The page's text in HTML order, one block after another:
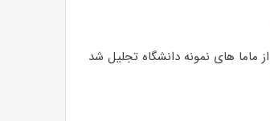
از ماما های نمونه دانشگاه تجلیل شد